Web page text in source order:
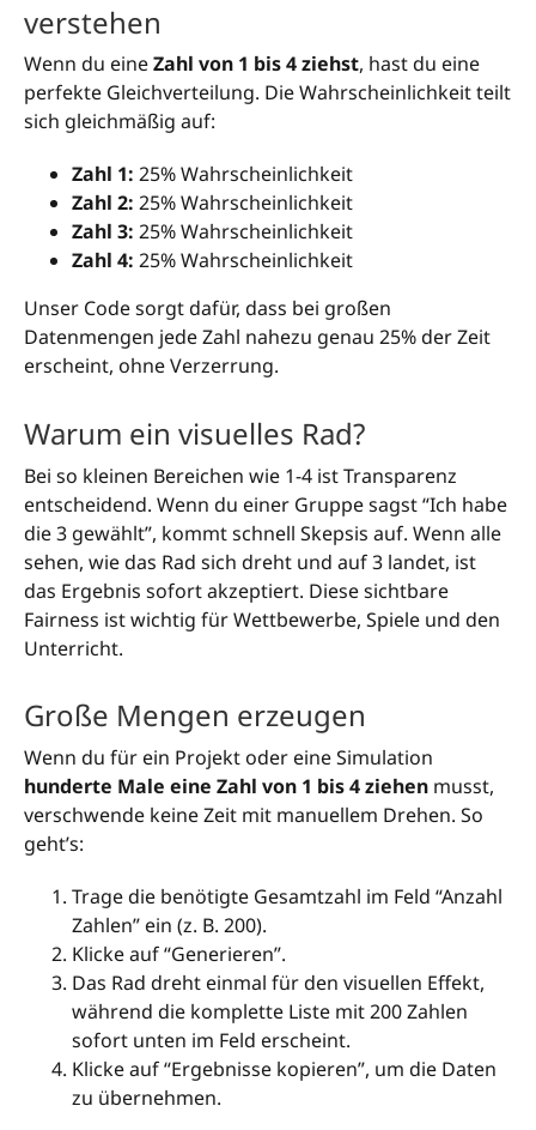
verstehen
Wenn du eineZahl von 1 bis 4 ziehst, hast du eine
perfekte Gleichverteilung. Die Wahrscheinlichkeit teilt
sich gleichmäßig auf:
Zahl 1: 25% Wahrscheinlichkeit
Zahl 2: 25% Wahrscheinlichkeit
Zahl 3: 25% Wahrscheinlichkeit
Zahl 4: 25% Wahrscheinlichkeit
Unser Code sorgt dafür, dass bei großen
Datenmengen jede Zahl nahezu genau 25% der Zeit
erscheint, ohne Verzerrung.
Warum ein visuelles Rad?
Bei so kleinen Bereichen wie 1-4 ist Transparenz
entscheidend. Wenn du einer Gruppe sagst “Ich habe
die 3 gewählt”, kommt schnell Skepsis auf. Wenn alle
sehen, wie das Rad sich dreht und auf 3 landet, ist
das Ergebnis sofort akzeptiert. Diese sichtbare
Fairness ist wichtig für Wettbewerbe, Spiele und den
Unterricht.
Große Mengen erzeugen
Wenn du für ein Projekt oder eine Simulation
hunderte Male eine Zahl von 1 bis 4 ziehen musst,
verschwende keine Zeit mit manuellem Drehen. So
geht’s:
Trage die benötigte Gesamtzahl im Feld “Anzahl
Zahlen” ein (z. B. 200).
Klicke auf “Generieren”.
Das Rad dreht einmal für den visuellen Effekt,
während die komplette Liste mit 200 Zahlen
sofort unten im Feld erscheint.
Klicke auf “Ergebnisse kopieren”, um die Daten
zu übernehmen.